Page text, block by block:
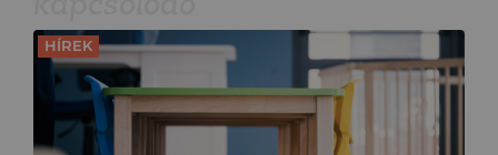
HÍREK